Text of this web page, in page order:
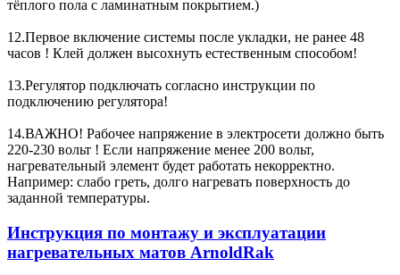
тёплого пола с ламинатным покрытием.)
12.Первое включение системы после укладки, не ранее 48
часов ! Клей должен высохнуть естественным способом!
13.Регулятор подключать согласно инструкции по
подключению регулятора!
14.ВАЖНО! Рабочее напряжение в электросети должно быть
220-230 вольт ! Если напряжение менее 200 вольт,
нагревательный элемент будет работать некорректно.
Например: слабо греть, долго нагревать поверхность до
заданной температуры.
Инструкция по монтажу и эксплуатации
нагревательных матов ArnoldRak